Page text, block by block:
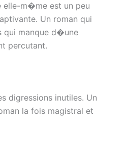
m�me est un peu
Un roman qui
qui manque d�une
percutant.
digressions inutiles. Un
la fois magistral et